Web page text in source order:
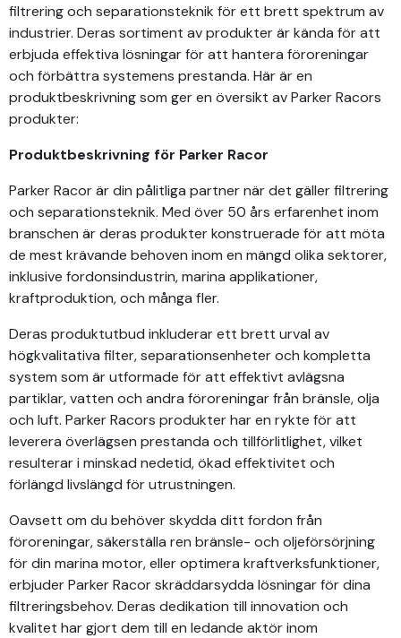
filtrering och separationsteknik för ett brett spektrum av
industrier. Deras sortiment av produkter är kända för att
erbjuda effektiva lösningar för att hantera föroreningar
och förbättra systemens prestanda. Här är en
produktbeskrivning som ger en översikt av Parker Racors
produkter:
Produktbeskrivning för Parker Racor
Parker Racor är din pålitliga partner när det gäller filtrering
och separationsteknik. Med över 50 års erfarenhet inom
branschen är deras produkter konstruerade för att möta
de mest krävande behoven inom en mängd olika sektorer,
inklusive fordonsindustrin, marina applikationer,
kraftproduktion, och många fler.
Deras produktutbud inkluderar ett brett urval av
högkvalitativa filter, separationsenheter och kompletta
system som är utformade för att effektivt avlägsna
partiklar, vatten och andra föroreningar från bränsle, olja
och luft. Parker Racors produkter har en rykte för att
leverera överlägsen prestanda och tillförlitlighet, vilket
resulterar i minskad nedetid, ökad effektivitet och
förlängd livslängd för utrustningen.
Oavsett om du behöver skydda ditt fordon från
föroreningar, säkerställa ren bränsle- och oljeförsörjning
för din marina motor, eller optimera kraftverksfunktioner,
erbjuder Parker Racor skräddarsydda lösningar för dina
filtreringsbehov. Deras dedikation till innovation och
kvalitet har gjort dem till en ledande aktör inom